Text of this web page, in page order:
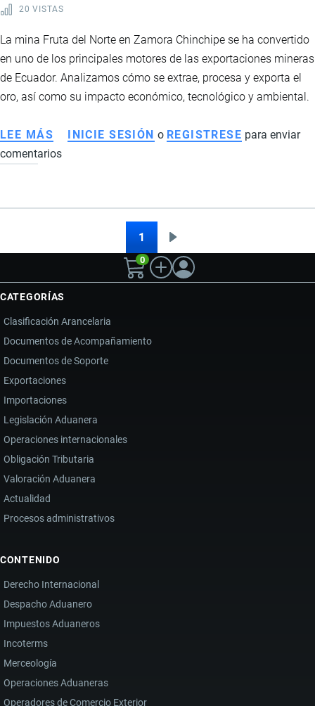
NUEVOS
INGRESOS
20 VISTAS
La mina Fruta del Norte en Zamora Chinchipe se ha convertido
en uno de los principales motores de las exportaciones mineras
de Ecuador. Analizamos cómo se extrae, procesa y exporta el
oro, así como su impacto económico, tecnológico y ambiental.
LEE MÁS SOBRE
FRUTA
EN
ECONÓMICO,
TECNOLÓGICO
AMBIENTAL
INICIE SESIÓN o REGISTRESE para enviar
comentarios
1
página
0
CATEGORÍAS
Clasificación Arancelaria
Documentos de Acompañamiento
Documentos de Soporte
Exportaciones
Importaciones
Legislación Aduanera
Operaciones internacionales
Obligación Tributaria
Valoración Aduanera
Actualidad
Procesos administrativos
CONTENIDO
Derecho Internacional
Despacho Aduanero
Impuestos Aduaneros
Incoterms
Merceología
Operaciones Aduaneras
Operadores de Comercio Exterior